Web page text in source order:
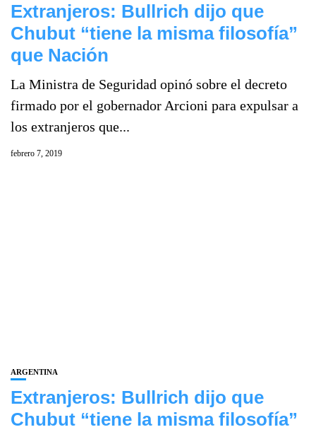
Extranjeros: Bullrich dijo que
Chubut “tiene la misma filosofía”
que Nación
La Ministra de Seguridad opinó sobre el decreto
firmado por el gobernador Arcioni para expulsar a
los extranjeros que...
febrero 7, 2019
ARGENTINA
Extranjeros: Bullrich dijo que
Chubut “tiene la misma filosofía”